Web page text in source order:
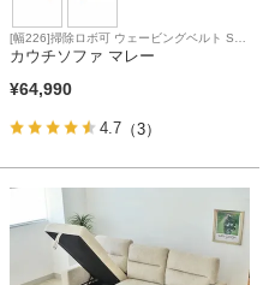
[幅226]掃除ロボ可 ウェービングベルト Sバ
ネ 直置き可能
カウチソファ マレー
¥64,990
4.7 （3）